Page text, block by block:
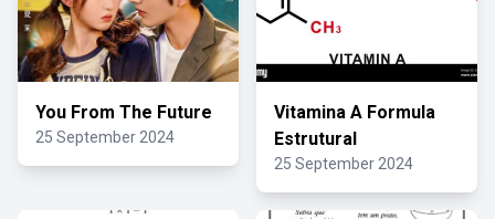
You From The Future
25 September 2024
Vitamina A Formula
Estrutural
25 September 2024